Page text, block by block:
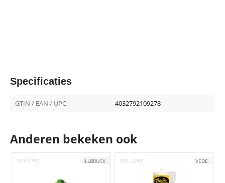
Specificaties
GTIN / EAN / UPC: 4032792109278
Anderen bekeken ook
323.2750 ILLBRUCK 332.2290 VEDE